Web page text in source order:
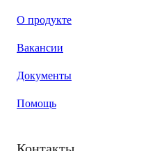
О продукте
Вакансии
Документы
Помощь